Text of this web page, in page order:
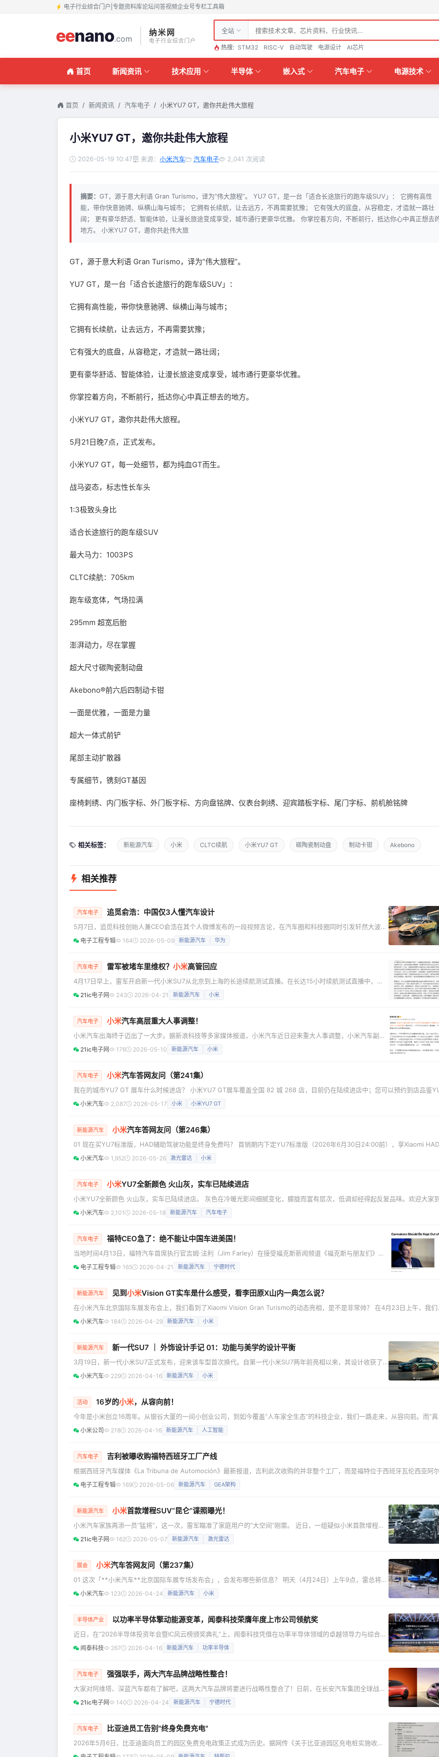
电子行业综合门户 专题资料库论坛问答视频企业号专栏工具箱
eenano.com
纳米网
电子行业综合门户
全站
热搜: STM32 RISC-V 自动驾驶 电源设计 AI芯片
首页 新闻资讯 技术应用 半导体 嵌入式 汽车电子 电源技术
首页 新闻资讯 汽车电子 小米YU7 GT，邀你共赴伟大旅程
小米YU7 GT，邀你共赴伟大旅程
2026-05-19 10:47 来源： 小米汽车 汽车电子 2,041 次阅读
摘要： GT，源于意大利语 Gran Turismo，译为“伟大旅程”。 YU7 GT，是一台「适合长途旅行的跑车级SUV」： 它拥有高性
能，带你快意驰骋、纵横山海与城市； 它拥有长续航，让去远方，不再需要犹豫； 它有强大的底盘，从容稳定，才造就一路壮
阔； 更有豪华舒适、智能体验，让漫长旅途变成享受，城市通行更豪华优雅。 你掌控着方向，不断前行，抵达你心中真正想去
地方。 小米YU7 GT，邀你共赴伟大旅
GT，源于意大利语 Gran Turismo，译为“伟大旅程”。
YU7 GT，是一台「适合长途旅行的跑车级SUV」：
它拥有高性能，带你快意驰骋、纵横山海与城市；
它拥有长续航，让去远方，不再需要犹豫；
它有强大的底盘，从容稳定，才造就一路壮阔；
更有豪华舒适、智能体验，让漫长旅途变成享受，城市通行更豪华优雅。
你掌控着方向，不断前行，抵达你心中真正想去的地方。
小米YU7 GT，邀你共赴伟大旅程。
5月21日晚7点，正式发布。
小米YU7 GT，每一处细节，都为纯血GT而生。
战马姿态，标志性长车头
1:3极致头身比
适合长途旅行的跑车级SUV
最大马力：1003PS
CLTC续航：705km
跑车级宽体，气场拉满
295mm 超宽后胎
澎湃动力，尽在掌握
超大尺寸碳陶瓷制动盘
Akebono®前六后四制动卡钳
一面是优雅，一面是力量
超大一体式前铲
尾部主动扩散器
专属细节，镌刻GT基因
座椅刺绣、内门板字标、外门板字标、方向盘铭牌、仪表台刺绣、迎宾踏板字标、尾门字标、前机舱铭牌
相关标签： 新能源汽车 小米 CLTC续航 小米YU7 GT 碳陶瓷制动盘 制动卡钳 Akebono
相关推荐
汽车电子 追觅俞浩：中国仅3人懂汽车设计
5月7日，追觅科技创始人兼CEO俞浩在其个人微博发布的一段视频言论，在汽车圈和科技圈同时引发轩然大波。
他在视频中表示："中国真正理解汽车设计的，只有三个人，雷军、余承东和我。" 这番言论迅速登上多个平台热
电子工程专辑 164 2026-05-09 新能源汽车 华为
汽车电子 雷军被堵车里维权？ 小米高管回应
4月17日早上，雷军开启新一代小米SU7从北京到上海的长途续航测试直播。在长达15小时续航测试直播中，雷
军多次提及自己“被黑”。然而，就在这直播过程中，在服务区的一次与米粉、车友的见面再次被“黑”。 怎么回事
21ic电子网 243 2026-04-21 新能源汽车 小米
汽车电子 小米汽车高层重大人事调整！
小米汽车出海终于迈出了一大步。据新浪科技等多家媒体报道，小米汽车近日迎来重大人事调整，小米汽车副总
裁、产品部总经理、北京总部政委于立国兼任海外业务筹备组组长。这也预示着小米汽车的全球化布局正式启
在2
21ic电子网 176 2026-05-10 新能源汽车 小米
汽车电子 小米汽车答网友问（第241集）
我在的城市YU7 GT 展车什么时候进店？ 小米YU7 GT展车覆盖全国 82 城 268 店，目前仍在陆续进店中；您可以预约到店品鉴
GT外观及全新颜色车厘子红：车漆随光影流转，呈现层次丰富的渐变，肉眼看格外惊艳。 详细门店地址：小米YU7 GT车厘子红
月16日起实车陆续进店 YU7 GT可以坐进去体验内饰吗？ 感谢大家对YU7 GT的喜爱。目前YU7 GT仅做静态展示，内饰体验将在5
小米汽车 2,087 2026-05-17 小米 小米YU7 GT
新能源汽车 小米汽车答网友问（第246集）
01 现在买YU7标准版，HAD辅助驾驶功能是终身免费吗？ 首销期内下定YU7标准版（2026年6月30日24:00前），享Xiaomi
身免费使用权益。 此外，YU7的辅助驾驶硬件不分高低配，全系标配 700TOPS 算力 Thor 芯片、激光雷达、4D毫米波雷达等高
硬件，为后续OTA升级提供坚实的硬件基础，欢迎大家选购。 02 最新发布的电池安全测试，参考什么标准，采用哪些测试方法
小米汽车 1,952 2026-05-26 激光雷达 小米
汽车电子 小米YU7全新颜色 火山灰，实车已陆续进店
小米YU7全新颜色 火山灰，实车已陆续进店。 灰色在冷暖光影间细腻变化，朦胧而富有层次，低调却经得起反复品味。欢迎大家
近距离品鉴，详细门店地址大家可以看看～ 同时，小米YU7还新增了大家喜爱的霞光紫，更多颜色也在陆续进店，敬请期待。由
输时间差异，准确到店时间咨询门店。 361家门店详细信息，欢迎到店看车 北京：共17家 小米汽车超级工厂店 小米汽车北京市大
小米汽车 2,101 2026-05-18 新能源汽车 汽车电子
汽车电子 福特CEO急了：绝不能让中国车进美国！
当地时间4月13日，福特汽车首席执行官吉姆·法利（Jim Farley）在接受福克斯新闻频道《福克斯与朋友们》
（Fox &amp; Friends）节目采访时发出强硬警告，称中国电动汽车品牌对包括福特在内的美国汽车制造商构
电子工程专辑 165 2026-04-21 新能源汽车 宁德时代
新能源汽车 见到小米Vision GT实车是什么感受，看李田原X山内一典怎么说？
在小米汽车北京国际车展发布会上，我们看到了Xiaomi Vision Gran Turismo的动态亮相，是不是非常帅？ 在4月23日上午，我们
邀GT系列制作人山内一典先生和国内外媒体，参加Xiaomi Vision Gran Turismo的品鉴会，对于山内一典先生来说，这也是第一
小米汽车 184 2026-04-29 新能源汽车 小米
新能源汽车 新一代SU7 ｜ 外饰设计手记 01：功能与美学的设计平衡
3月19日，新一代小米SU7正式发布，迎来该车型首次换代。自第一代小米SU7两年前亮相以来，其设计收获了
许多用户的喜爱。面对第一次迭代，设计团队该如何作答？ 家族语言的延续 水滴与光环的辨识度 在电动车设计
小米汽车 229 2026-04-16 新能源汽车 小米
活动 16岁的小米，从容向前！
今年是小米创立16周年。从银谷大厦的一间小创业公司，到如今覆盖“人车家全生态”的科技企业，我们一路走来，从容向前。而“
热爱”这四个字，始终刻在每一个小米人的骨子里。 4月9日晚，2026「我们小米人」价值观大会在北京小米科技园篮球馆圆满落
小米公司 218 2026-04-16 新能源汽车 人工智能
汽车电子 吉利被曝收购福特西班牙工厂产线
根据西班牙汽车媒体《La Tribuna de Automoción》最新报道，吉利此次收购的并非整个工厂，而是福特位于西班牙瓦伦西亚阿
萨费斯（Almussafes）工厂的Body 3装配线。 吉利计划利用该产线生产一款基于其全球智能新能源架构（GEA）打造的车型。
电子工程专辑 169 2026-05-06 新能源汽车 GEA架构
新能源汽车 小米首款增程SUV“昆仑”谍照曝光！
小米汽车家族再添一员“猛将”，这一次，雷军瞄准了家庭用户的“大空间”刚需。 近日，一组疑似小米首款增程全
尺寸SUV的路试谍照，在网络上悄然流传。这款内部代号为“昆仑”的新车，定位家庭市场，主打增程动力，计划
21ic电子网 162 2026-05-07 新能源汽车 激光雷达
展会 小米汽车答网友问（第237集）
01 这次「**小米汽车**北京国际车展专场发布会」，会发布哪些新信息？ 明天（4月24日）上午9点，雷总将在
现场主讲本次「小米汽车北京国际车展专场发布会」，现场同步分享小米汽车的最新进展，带来 Xiaomi Vision
小米汽车 123 2026-04-24 新能源汽车 小米
半导体产业 以功率半导体擎动能源变革，闻泰科技荣膺年度上市公司领航奖
近日，在“2026半导体投资年会暨IC风云榜颁奖典礼”上，闻泰科技凭借在功率半导体领域的卓越领导力与综合产
业贡献，荣膺“年度半导体上市公司领航奖（功率半导体）”。这一奖项不仅是对其市场地位与商业成就的肯定，
闻泰科技 267 2026-04-16 新能源汽车 功率半导体
汽车电子 强强联手，两大汽车品牌战略性整合！
大家对阿维塔、深蓝汽车都有了解吧，这两大汽车品牌将要进行战略性整合了！日前，在长安汽车集团全球战略
发布会后的沟通会上，长安汽车董事长朱华荣表示，将对阿维塔和深蓝两个品牌进行战略性整合，到2030年形
21ic电子网 140 2026-04-24 新能源汽车 宁德时代
汽车电子 比亚迪员工告别"终身免费充电"
2026年5月6日，比亚迪面向员工的园区免费充电政策正式成为历史。据网传《关于比亚迪园区充电桩实施收费
管理的通知》及多个社交平台员工晒出的收费界面显示，自当日起，比亚迪全国所有园区内的交流充电桩、直流